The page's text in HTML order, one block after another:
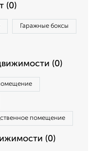
(0)
Гаражные боксы
(0)
помещение
(0)